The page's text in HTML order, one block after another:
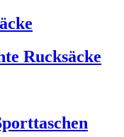
Rucksäcke